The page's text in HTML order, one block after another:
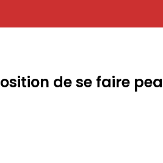
de se faire